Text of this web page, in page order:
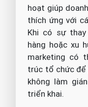
hoạt giúp
thích ứng với
Khi có sự
hàng hoặc xu
marketing có
trúc tổ chức để
không làm
triển khai.